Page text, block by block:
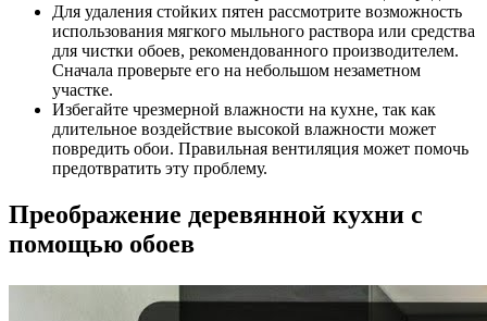
Для удаления стойких пятен рассмотрите возможность
использования мягкого мыльного раствора или средства
для чистки обоев, рекомендованного производителем.
Сначала проверьте его на небольшом незаметном
участке.
Избегайте чрезмерной влажности на кухне, так как
длительное воздействие высокой влажности может
повредить обои. Правильная вентиляция может помочь
предотвратить эту проблему.
Преображение деревянной кухни с
помощью обоев